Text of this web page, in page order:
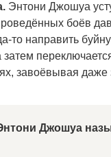
Энтони Джошуа
боёв
то направить
завоёвывая
Джошуа